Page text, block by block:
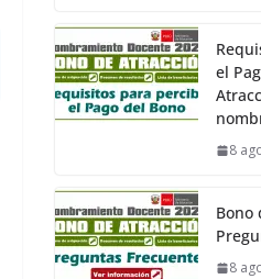
el
8
Bono
8